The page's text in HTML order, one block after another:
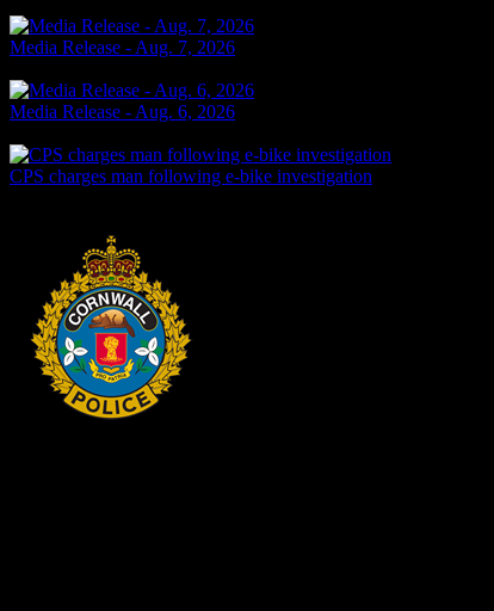
Media Release - Aug. 7, 2026
Media Release - Aug. 6, 2026
CPS charges man following e-bike investigation